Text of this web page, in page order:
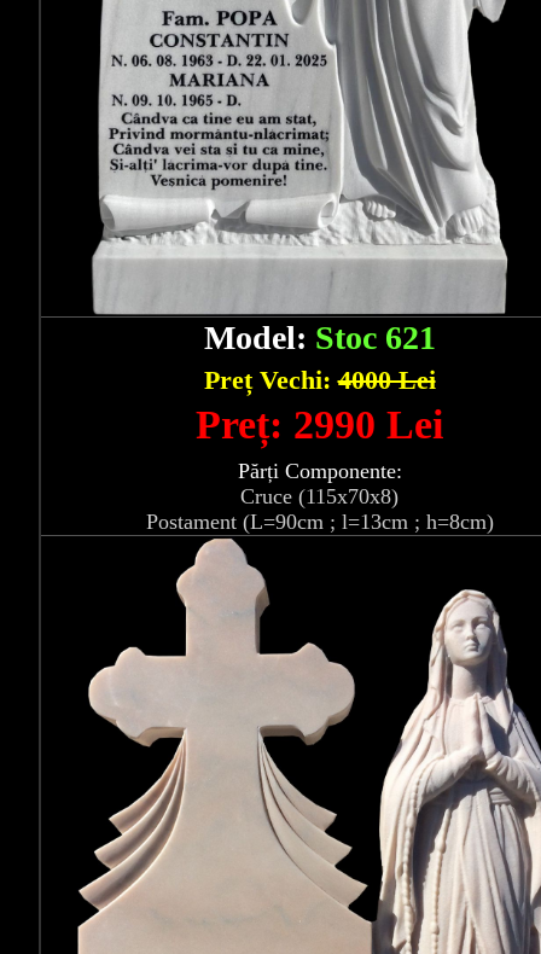
Model: Stoc 621
Preț Vechi:4000 Lei
Preț: 2990 Lei
Părți Componente:
Cruce (115x70x8)
Postament (L=90cm ; l=13cm ; h=8cm)